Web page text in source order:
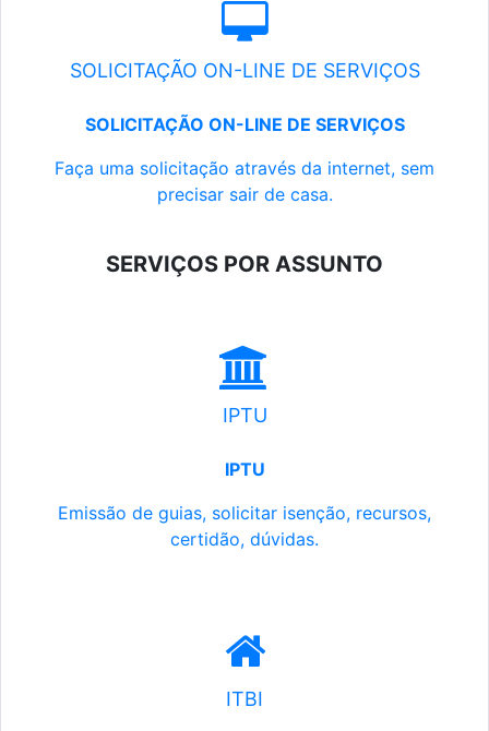
SOLICITAÇÃO ON-LINE DE SERVIÇOS
SOLICITAÇÃO ON-LINE DE SERVIÇOS
Faça uma solicitação através da internet, sem
precisar sair de casa.
SERVIÇOS POR ASSUNTO
IPTU
IPTU
Emissão de guias, solicitar isenção, recursos,
certidão, dúvidas.
ITBI